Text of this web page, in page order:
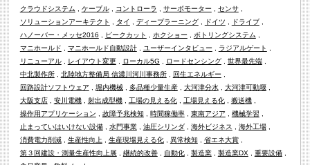
クラウドシステム
ケーブル コントローラ サーボモーター
センサ
ソリューションアーキテクト
タイ ディープラーニング ドイツ
ドライブ
ハノーバー・メッセ2016
ピークカット ホクショー
ボトリングシステム
マニホールド
マニホールド自動設計 ユーザーインタビュー
ラジアルゲート
リニューアル
レイアウト変更 ローカル5G ロードセンシング
世界最先端
中北製作所
北陸地方整備局 信濃川河川事務所
回生エネルギー
回路設計ソフトウェア
堀内機械 多品種少量生産 大河津分水
大河津可動堰
大阪支店
安川電機 射出成型機 工場の見える化 工場見える化
搬送機
操作用アプリケーション
故障予兆検知 時間稼働率 東南アジア
機械学習
止まっていはいけない設備
水門事業 油圧シリンダ 海外ビジネス
海外工場
消費電力削減
生産性向上 生産現場見える化 異常検知
省エネ大賞
第３回建設・測量生産性向上展
継続的改善 自動化 製造業 製造業DX
重要設備